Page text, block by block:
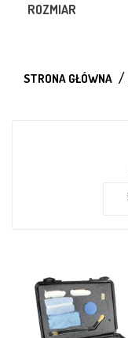
ROZMIAR
STRONA GŁÓWNA